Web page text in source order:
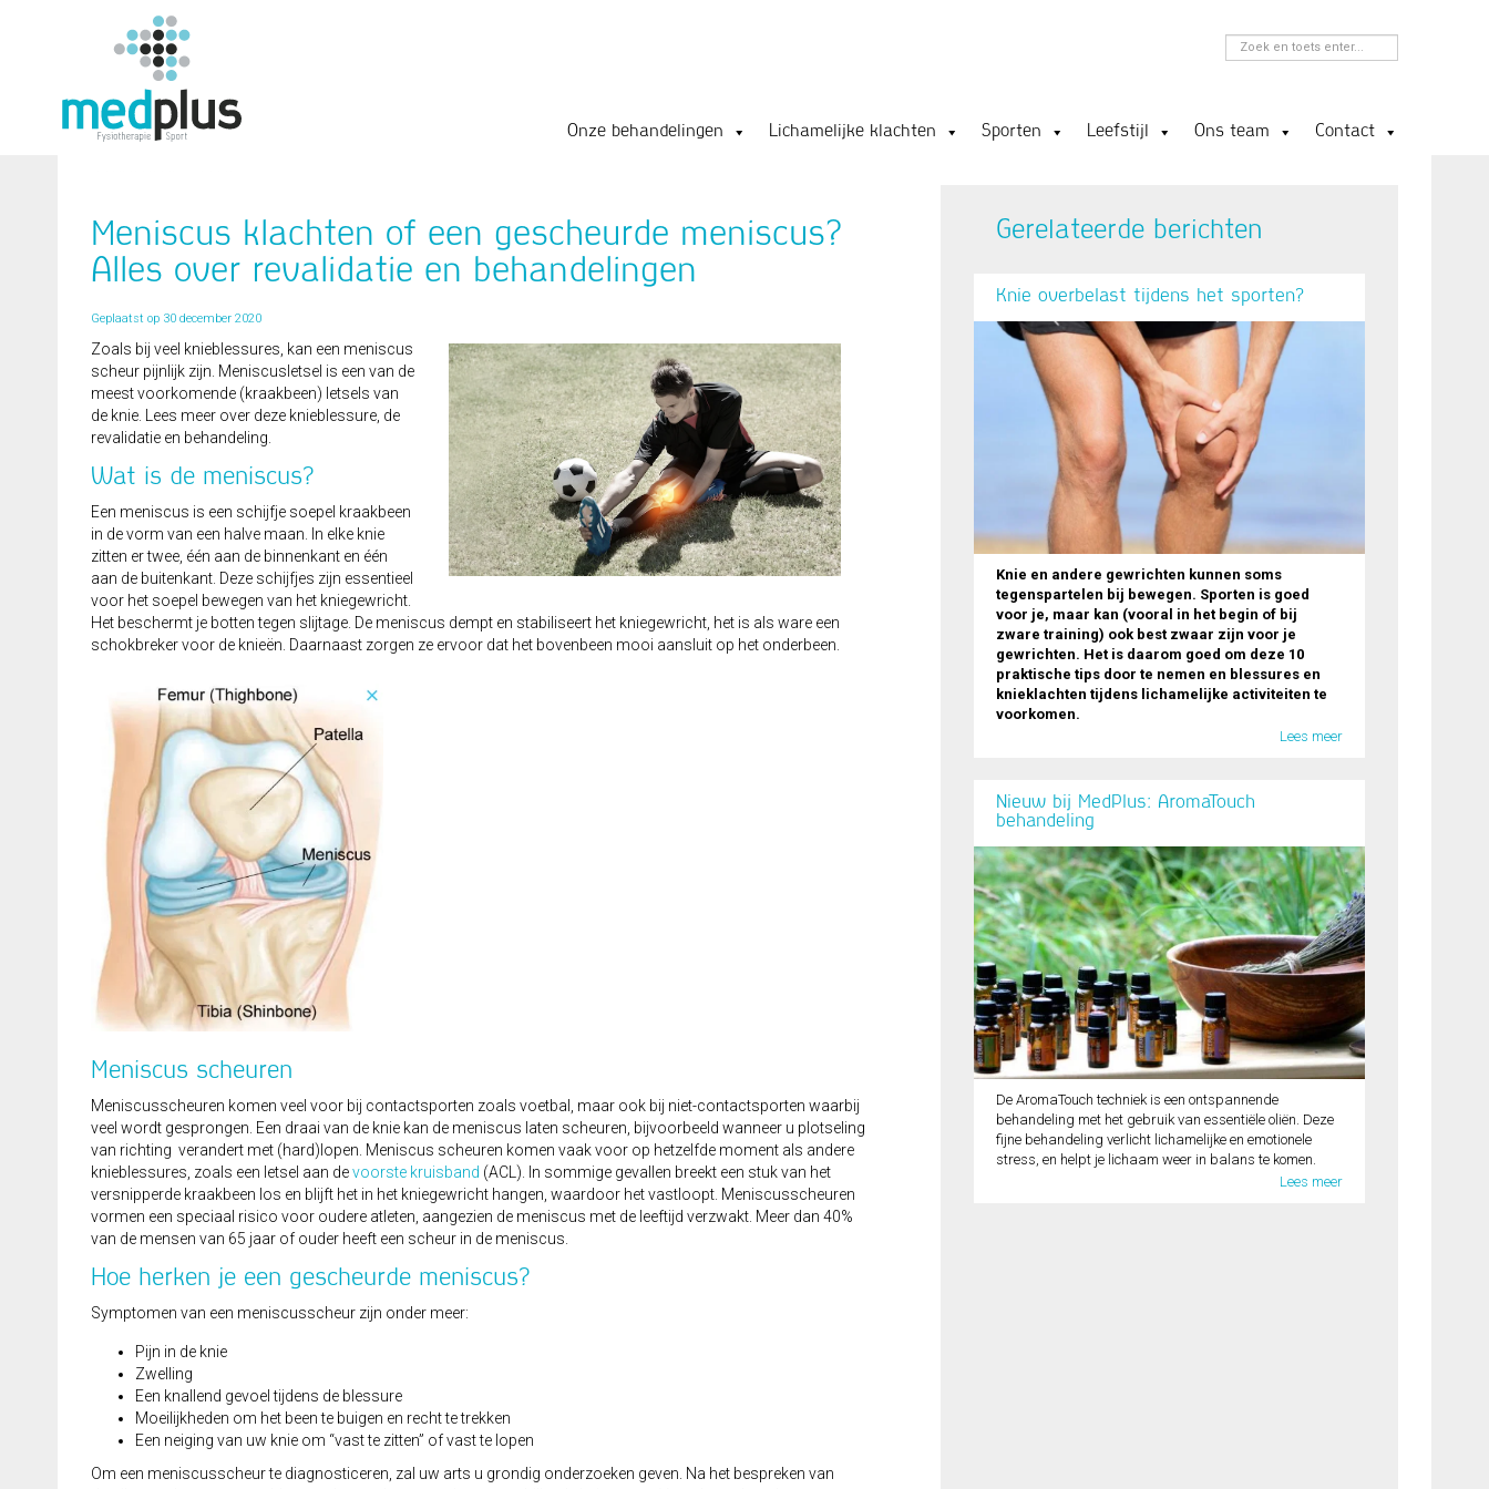
Onze behandelingen Lichamelijke klachten Sporten Leefstijl Ons team Contact
Meniscus klachten of een gescheurde meniscus?
Alles over revalidatie en behandelingen
Geplaatst op 30 december 2020
Zoals bij veel knieblessures, kan een meniscus
scheur pijnlijk zijn. Meniscusletsel is een van de
meest voorkomende (kraakbeen) letsels van
de knie. Lees meer over deze knieblessure, de
revalidatie en behandeling.
Wat is de meniscus?
Een meniscus is een schijfje soepel kraakbeen
in de vorm van een halve maan. In elke knie
zitten er twee, één aan de binnenkant en één
aan de buitenkant. Deze schijfjes zijn essentieel
voor het soepel bewegen van het kniegewricht.
Het beschermt je botten tegen slijtage. De meniscus dempt en stabiliseert het kniegewricht, het is als ware een
schokbreker voor de knieën. Daarnaast zorgen ze ervoor dat het bovenbeen mooi aansluit op het onderbeen.
Meniscus scheuren
Meniscusscheuren komen veel voor bij contactsporten zoals voetbal, maar ook bij niet-contactsporten waarbij
veel wordt gesprongen. Een draai van de knie kan de meniscus laten scheuren, bijvoorbeeld wanneer u plotseling
van richting verandert met (hard)lopen. Meniscus scheuren komen vaak voor op hetzelfde moment als andere
knieblessures, zoals een letsel aan devoorste kruisband (ACL). In sommige gevallen breekt een stuk van het
versnipperde kraakbeen los en blijft het in het kniegewricht hangen, waardoor het vastloopt. Meniscusscheuren
vormen een speciaal risico voor oudere atleten, aangezien de meniscus met de leeftijd verzwakt. Meer dan 40%
van de mensen van 65 jaar of ouder heeft een scheur in de meniscus.
Hoe herken je een gescheurde meniscus?
Symptomen van een meniscusscheur zijn onder meer:
Pijn in de knie
Zwelling
Een knallend gevoel tijdens de blessure
Moeilijkheden om het been te buigen en recht te trekken
Een neiging van uw knie om “vast te zitten” of vast te lopen
Om een ​​meniscusscheur te diagnosticeren, zal uw arts u grondig onderzoeken geven. Na het bespreken van
Gerelateerde berichten
Knie overbelast tijdens het sporten?
Knie en andere gewrichten kunnen soms
tegenspartelen bij bewegen. Sporten is goed
voor je, maar kan (vooral in het begin of bij
zware training) ook best zwaar zijn voor je
gewrichten. Het is daarom goed om deze 10
praktische tips door te nemen en blessures en
knieklachten tijdens lichamelijke activiteiten te
voorkomen.
Lees meer
Nieuw bij MedPlus: AromaTouch
behandeling
De AromaTouch techniek is een ontspannende
behandeling met het gebruik van essentiële oliën. Deze
fijne behandeling verlicht lichamelijke en emotionele
stress, en helpt je lichaam weer in balans te komen.
Lees meer